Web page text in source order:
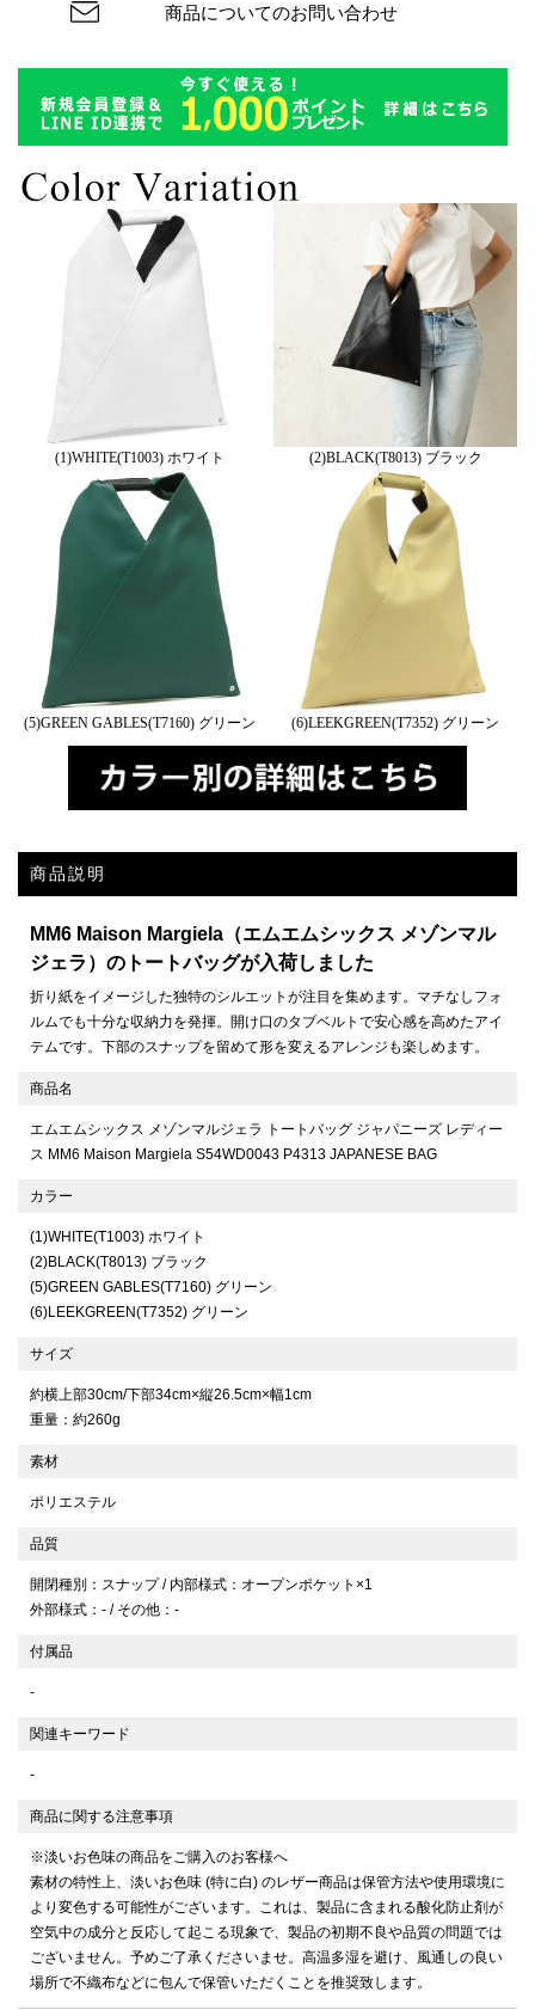
商品についてのお問い合わせ
(1)WHITE(T1003) ホワイト (2)BLACK(T8013) ブラック
(5)GREEN GABLES(T7160) グリーン (6)LEEKGREEN(T7352) グリーン
商品説明
MM6 Maison Margiela（エムエムシックス メゾンマル
ジェラ）のトートバッグが入荷しました
折り紙をイメージした独特のシルエットが注目を集めます。マチなしフォ
ルムでも十分な収納力を発揮。開け口のタブベルトで安心感を高めたアイ
テムです。下部のスナップを留めて形を変えるアレンジも楽しめます。
商品名
エムエムシックス メゾンマルジェラ トートバッグ ジャパニーズ レディー
ス MM6 Maison Margiela S54WD0043 P4313 JAPANESE BAG
カラー
(1)WHITE(T1003) ホワイト
(2)BLACK(T8013) ブラック
(5)GREEN GABLES(T7160) グリーン
(6)LEEKGREEN(T7352) グリーン
サイズ
約横上部30cm/下部34cm×縦26.5cm×幅1cm
重量：約260g
素材
ポリエステル
品質
開閉種別：スナップ / 内部様式：オープンポケット×1
外部様式：- / その他：-
付属品
-
関連キーワード
-
商品に関する注意事項
※淡いお色味の商品をご購入のお客様へ
素材の特性上、淡いお色味 (特に白) のレザー商品は保管方法や使用環境に
より変色する可能性がございます。これは、製品に含まれる酸化防止剤が
空気中の成分と反応して起こる現象で、製品の初期不良や品質の問題では
ございません。予めご了承くださいませ。高温多湿を避け、風通しの良い
場所で不織布などに包んで保管いただくことを推奨致します。